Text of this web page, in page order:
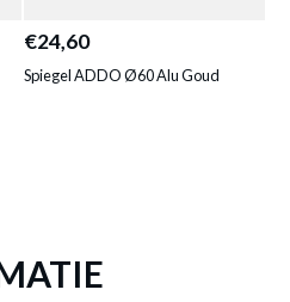
€24,60
Spiegel ADDO Ø60 Alu Goud